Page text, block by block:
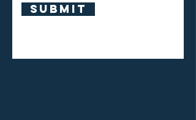
Submit